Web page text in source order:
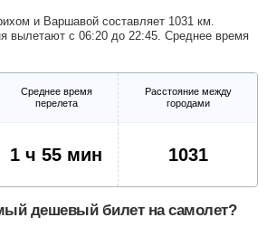
и Варшавой составляет 1031 км.
вылетают с 06:20 до 22:45. Среднее время
Среднее время
перелета
Расстояние между
городами
1 ч 55 мин 1031
дешевый билет на самолет?